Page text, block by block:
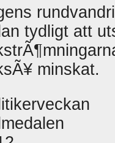
tydligt att
minskat.